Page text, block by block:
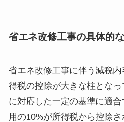
省エネ改修工事の具体的
省エネ改修工事に伴う減税
得税の控除が大きな柱とな
に対応した一定の基準に適
用の10%が所得税から控除